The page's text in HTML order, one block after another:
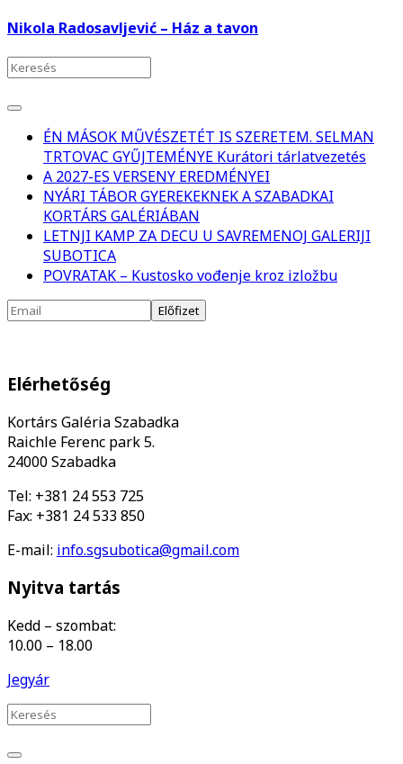
Nikola Radosavljević – Ház a tavon
ÉN MÁSOK MŰVÉSZETÉT IS SZERETEM. SELMAN
TRTOVAC GYŰJTEMÉNYE Kurátori tárlatvezetés
A 2027-ES VERSENY EREDMÉNYEI
NYÁRI TÁBOR GYEREKEKNEK A SZABADKAI
KORTÁRS GALÉRIÁBAN
LETNJI KAMP ZA DECU U SAVREMENOJ GALERIJI
SUBOTICA
POVRATAK – Kustosko vođenje kroz izložbu
Elérhetőség
Kortárs Galéria Szabadka
Raichle Ferenc park 5.
24000 Szabadka
Tel: +381 24 553 725
Fax: +381 24 533 850
E-mail: info.sgsubotica@gmail.com
Nyitva tartás
Kedd – szombat:
10.00 – 18.00
Jegyár